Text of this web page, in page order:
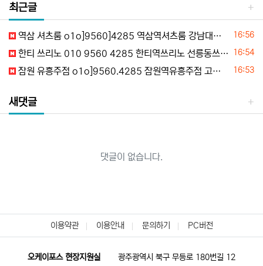
최근글
등록일
16:56
역삼 셔츠룸 o1o]9560]4285 역삼역셔츠룸 강남대로셔츠룸 대치동셔츠룸 선릉동셔츠룸 시세문의
등록일
16:54
한티 쓰리노 010 9560 4285 한티역쓰리노 선릉동쓰리노 대치동쓰리노 도곡동쓰리노 초이스정보
등록일
16:53
잠원 유흥주점 o1o]9560.4285 잠원역유흥주점 고속터미널유흥주점 반포동유흥주점 잠원한강유흥주점 할인문의
새댓글
댓글이 없습니다.
이용약관 이용안내 문의하기 PC버전
오케이포스 현장지원실
광주광역시 북구 무등로 180번길 12